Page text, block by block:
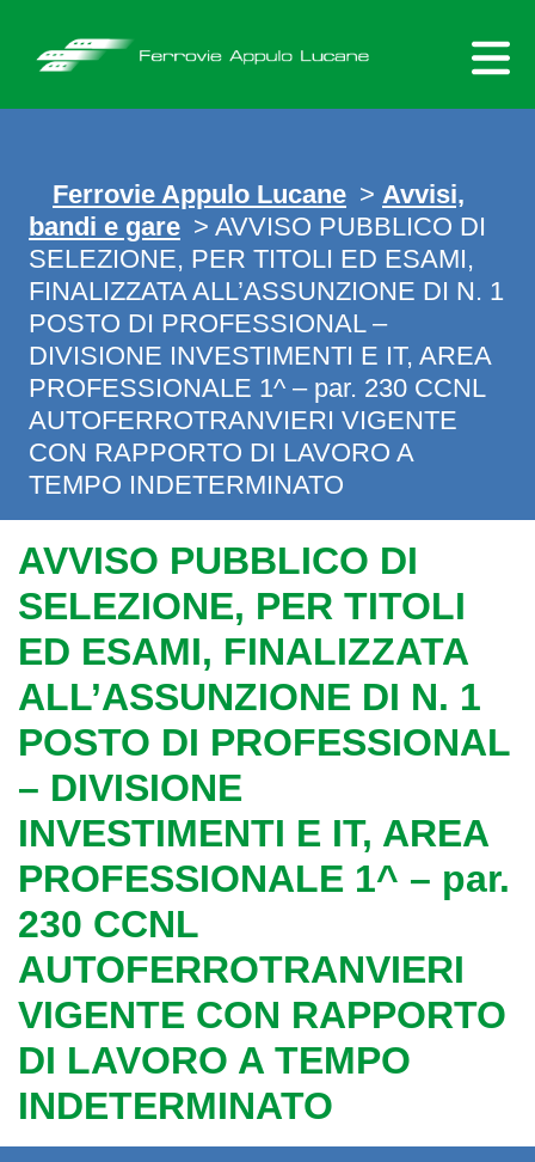
content
Ferrovie Appulo Lucane > Avvisi,
bandi e gare > AVVISO PUBBLICO DI
SELEZIONE, PER TITOLI ED ESAMI,
FINALIZZATA ALL’ASSUNZIONE DI N. 1
POSTO DI PROFESSIONAL –
DIVISIONE INVESTIMENTI E IT, AREA
PROFESSIONALE 1^ – par. 230 CCNL
AUTOFERROTRANVIERI VIGENTE
CON RAPPORTO DI LAVORO A
TEMPO INDETERMINATO
AVVISO PUBBLICO DI
SELEZIONE, PER TITOLI
ED ESAMI, FINALIZZATA
ALL’ASSUNZIONE DI N. 1
POSTO DI PROFESSIONAL
– DIVISIONE
INVESTIMENTI E IT, AREA
PROFESSIONALE 1^ – par.
230 CCNL
AUTOFERROTRANVIERI
VIGENTE CON RAPPORTO
DI LAVORO A TEMPO
INDETERMINATO